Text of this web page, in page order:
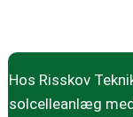
Hos Risskov
solcelleanlæg